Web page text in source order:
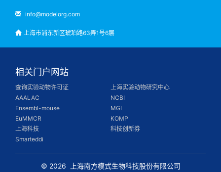
info@modelorg.com
上海市浦东新区琥珀路63弄1号6层
相关门户网站
查询实验动物许可证
上海实验动物研究中心
AAALAC
NCBI
Ensembl-mouse
MGI
EuMMCR
KOMP
上海科技
科技创新券
Smarteddi
© 2026 上海南方模式生物科技股份有限公司